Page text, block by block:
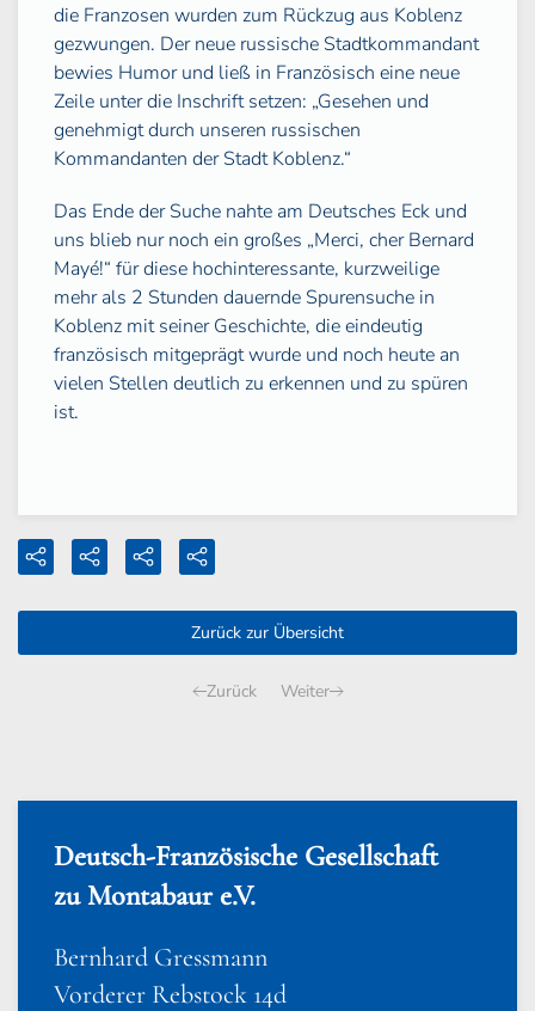
die Franzosen wurden zum Rückzug aus Koblenz
gezwungen. Der neue russische Stadtkommandant
bewies Humor und ließ in Französisch eine neue
Zeile unter die Inschrift setzen: „Gesehen und
genehmigt durch unseren russischen
Kommandanten der Stadt Koblenz.“
Das Ende der Suche nahte am Deutsches Eck und
uns blieb nur noch ein großes „Merci, cher Bernard
Mayé!“ für diese hochinteressante, kurzweilige
mehr als 2 Stunden dauernde Spurensuche in
Koblenz mit seiner Geschichte, die eindeutig
französisch mitgeprägt wurde und noch heute an
vielen Stellen deutlich zu erkennen und zu spüren
ist.
Zurück zur Übersicht
Zurück Weiter
Deutsch-Französische Gesellschaft
zu Montabaur e.V.
Bernhard Gressmann
Vorderer Rebstock 14d